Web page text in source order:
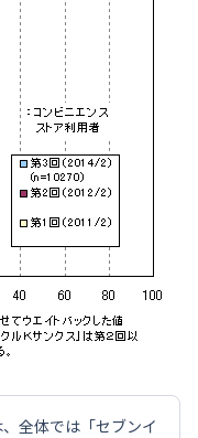
全体では「セブンイ